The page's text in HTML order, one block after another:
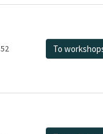
52 To